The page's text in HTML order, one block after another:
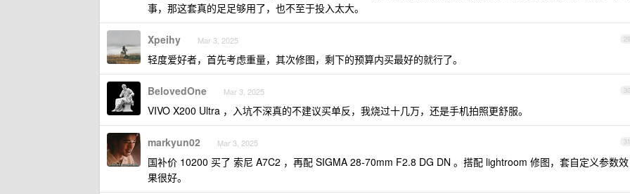
事，那这套真的足足够用了，也不至于投入太大。
29
Xpeihy Mar 3, 2025
轻度爱好者，首先考虑重量，其次修图，剩下的预算内买最好的就行了。
30
BelovedOne Mar 3, 2025
VIVO X200 Ultra ，入坑不深真的不建议买单反，我烧过十几万，还是手机拍照更舒服。
31
markyun02 Mar 3, 2025
国补价 10200 买了 索尼 A7C2 ，再配 SIGMA 28-70mm F2.8 DG DN 。搭配 lightroom 修图，套自定义参数效
果很好。